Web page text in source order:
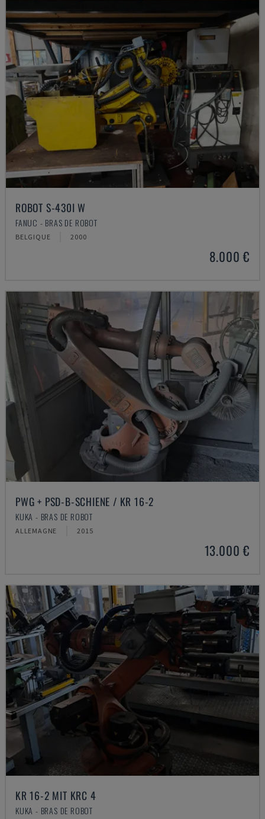
ROBOT S-430I W
FANUC - BRAS DE ROBOT
BELGIQUE 2000
8.000 €
PWG + PSD-B-SCHIENE / KR 16-2
KUKA - BRAS DE ROBOT
ALLEMAGNE 2015
13.000 €
KR 16-2 MIT KRC 4
KUKA - BRAS DE ROBOT